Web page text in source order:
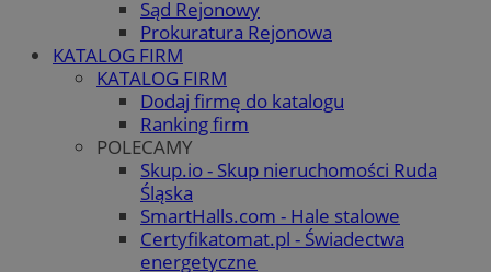
Sąd Rejonowy
Prokuratura Rejonowa
KATALOG FIRM
KATALOG FIRM
Dodaj firmę do katalogu
Ranking firm
POLECAMY
Skup.io - Skup nieruchomości Ruda
Śląska
SmartHalls.com - Hale stalowe
Certyfikatomat.pl - Świadectwa
energetyczne